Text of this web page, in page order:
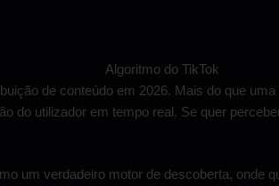
de conteúdo em 2026. Mais do que
do utilizador em tempo real. Se quer
um verdadeiro motor de descoberta,